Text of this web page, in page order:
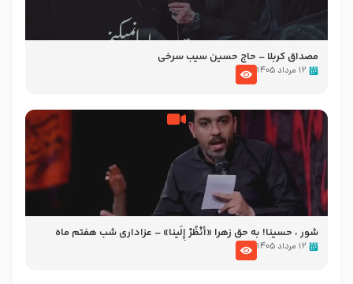
مصداق کربلا – حاج حسین سیب سرخی
۱۲ مرداد ۱۴۰۵
شور ، حسینا! به‌ حق زهرا «أُنْظُرْ إِلَینا» – عزاداری شب هفتم ماه
محرّم 1405
۱۲ مرداد ۱۴۰۵